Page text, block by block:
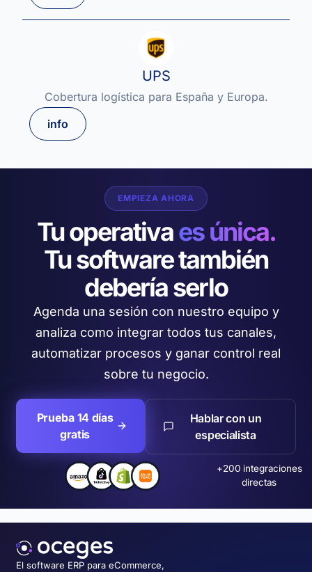
UPS
Cobertura logística para España y Europa.
info
EMPIEZA AHORA
Tu operativaes única.
Tu software también
debería serlo
Agenda una sesión con nuestro equipo y
analiza como integrar todos tus canales,
automatizar procesos y ganar control real
sobre tu negocio.
Prueba 14 días
gratis
Hablar con un
especialista
+200 integraciones
directas
El software ERP para eCommerce,